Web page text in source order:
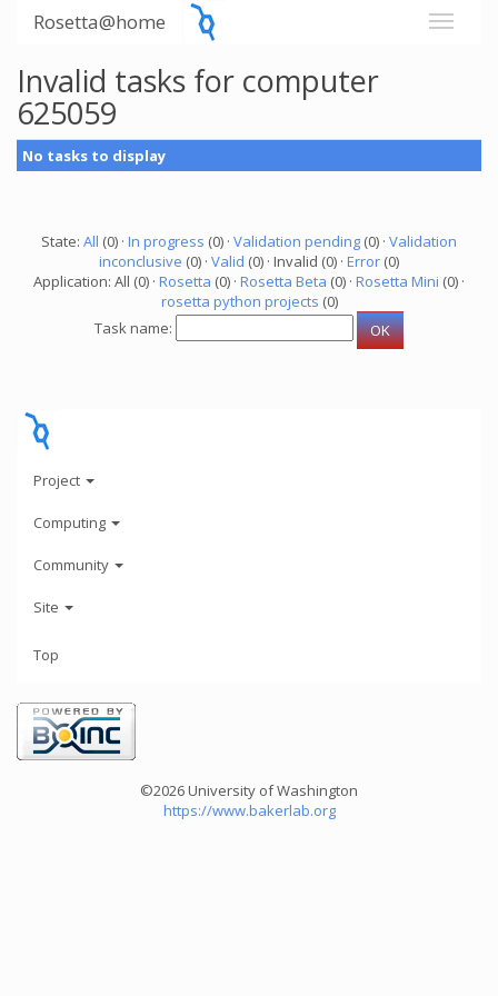
Rosetta@home
Invalid tasks for computer
625059
No tasks to display
State: All (0) · In progress (0) · Validation pending (0) · Validation
inconclusive (0) · Valid (0) · Invalid (0) · Error (0)
Application: All (0) · Rosetta (0) · Rosetta Beta (0) · Rosetta Mini (0) ·
rosetta python projects (0)
Task name:
Project
Computing
Community
Site
Top
©2026 University of Washington
https://www.bakerlab.org